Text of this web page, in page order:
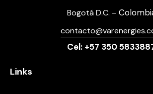
Bogotá D.C. –
Cel: +57 350
Links